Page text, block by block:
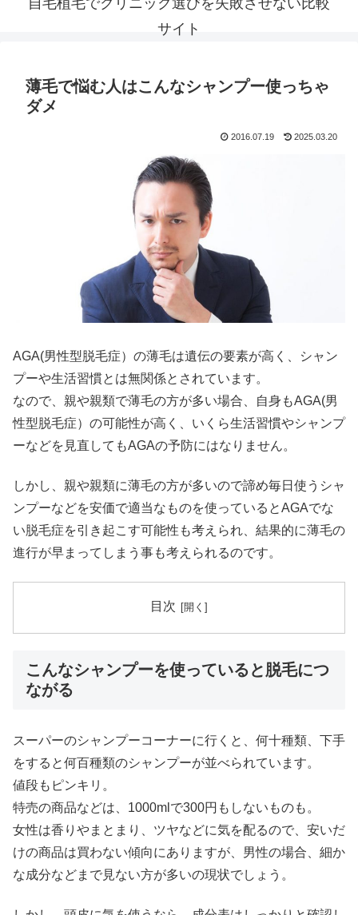
自毛植毛でクリニック選びを失敗させない比較
サイト
薄毛で悩む人はこんなシャンプー使っちゃ
ダメ
2016.07.19 2025.03.20
AGA(男性型脱毛症）の薄毛は遺伝の要素が高く、シャン
プーや生活習慣とは無関係とされています。
なので、親や親類で薄毛の方が多い場合、自身もAGA(男
性型脱毛症）の可能性が高く、いくら生活習慣やシャンプ
ーなどを見直してもAGAの予防にはなりません。
しかし、親や親類に薄毛の方が多いので諦め毎日使うシャ
ンプーなどを安価で適当なものを使っているとAGAでな
い脱毛症を引き起こす可能性も考えられ、結果的に薄毛の
進行が早まってしまう事も考えられるのです。
目次
こんなシャンプーを使っていると脱毛につ
ながる
スーパーのシャンプーコーナーに行くと、何十種類、下手
をすると何百種類のシャンプーが並べられています。
値段もピンキリ。
特売の商品などは、1000mlで300円もしないものも。
女性は香りやまとまり、ツヤなどに気を配るので、安いだ
けの商品は買わない傾向にありますが、男性の場合、細か
な成分などまで見ない方が多いの現状でしょう。